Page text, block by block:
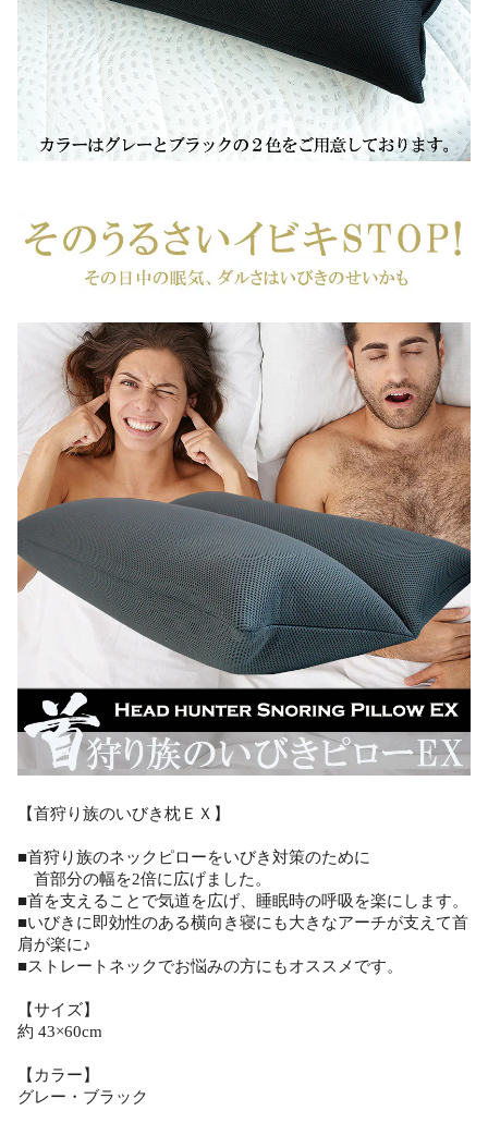
【首狩り族のいびき枕ＥＸ】
■首狩り族のネックピローをいびき対策のために
首部分の幅を2倍に広げました。
■首を支えることで気道を広げ、睡眠時の呼吸を楽にします。
■いびきに即効性のある横向き寝にも大きなアーチが支えて首
肩が楽に♪
■ストレートネックでお悩みの方にもオススメです。
【サイズ】
約 43×60cm
【カラー】
グレー・ブラック